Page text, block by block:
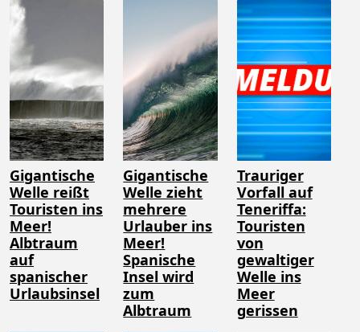
Gigantische
Welle reißt
Touristen ins
Meer!
Albtraum
auf
spanischer
Urlaubsinsel
Gigantische
Welle zieht
mehrere
Urlauber ins
Meer!
Spanische
Insel wird
zum
Albtraum
Trauriger
Vorfall auf
Teneriffa:
Touristen
von
gewaltiger
Welle ins
Meer
gerissen